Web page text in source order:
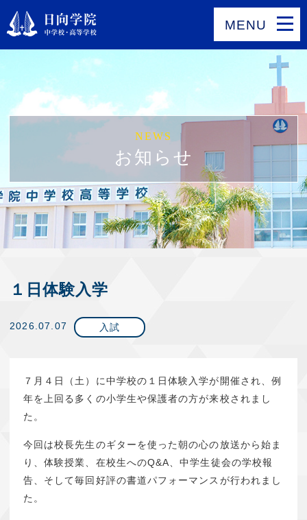
MENU
NEWS
お知らせ
１日体験入学
2026.07.07 入試
７月４日（土）に中学校の１日体験入学が開催され、例
年を上回る多くの小学生や保護者の方が来校されまし
た。
今回は校長先生のギターを使った朝の心の放送から始ま
り、体験授業、在校生へのQ&A、中学生徒会の学校報
告、そして毎回好評の書道パフォーマンスが行われまし
た。